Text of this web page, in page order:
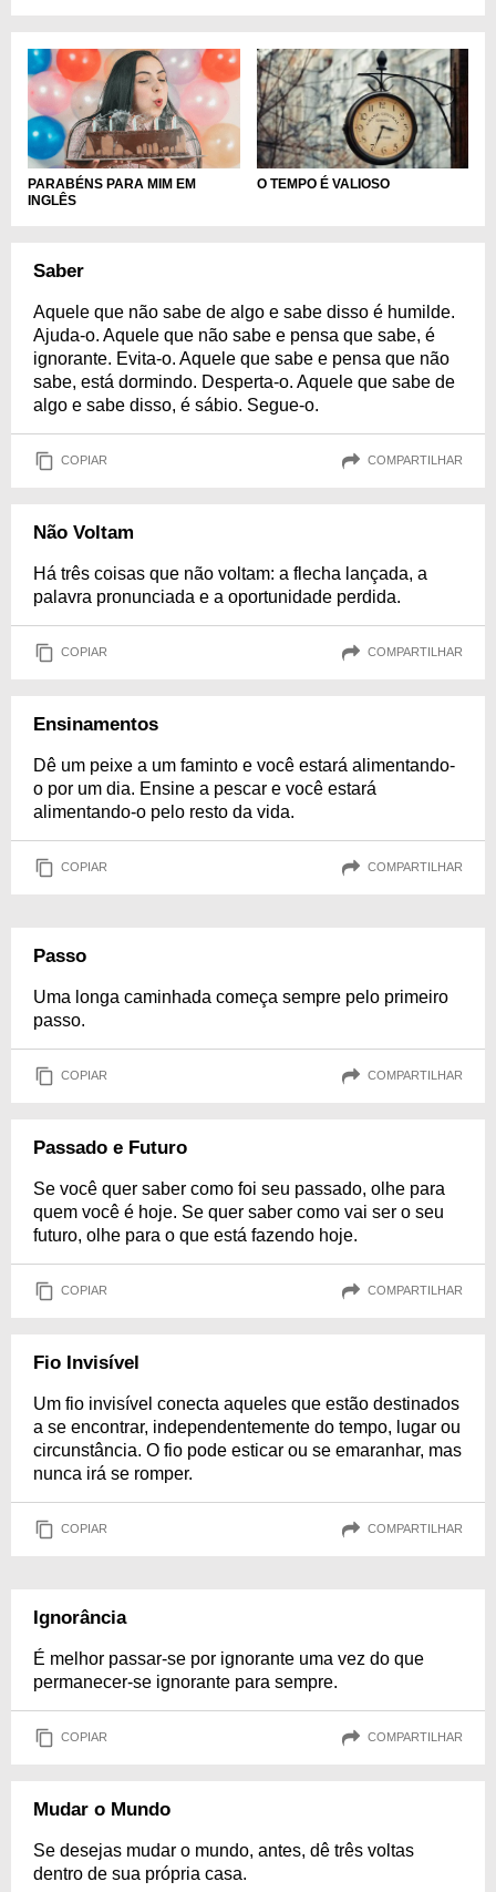
PARABÉNS PARA MIM EM
INGLÊS
O TEMPO É VALIOSO
Saber
Aquele que não sabe de algo e sabe disso é humilde.
Ajuda-o. Aquele que não sabe e pensa que sabe, é
ignorante. Evita-o. Aquele que sabe e pensa que não
sabe, está dormindo. Desperta-o. Aquele que sabe de
algo e sabe disso, é sábio. Segue-o.
COPIAR COMPARTILHAR
Não Voltam
Há três coisas que não voltam: a flecha lançada, a
palavra pronunciada e a oportunidade perdida.
COPIAR COMPARTILHAR
Ensinamentos
Dê um peixe a um faminto e você estará alimentando-
o por um dia. Ensine a pescar e você estará
alimentando-o pelo resto da vida.
COPIAR COMPARTILHAR
Passo
Uma longa caminhada começa sempre pelo primeiro
passo.
COPIAR COMPARTILHAR
Passado e Futuro
Se você quer saber como foi seu passado, olhe para
quem você é hoje. Se quer saber como vai ser o seu
futuro, olhe para o que está fazendo hoje.
COPIAR COMPARTILHAR
Fio Invisível
Um fio invisível conecta aqueles que estão destinados
a se encontrar, independentemente do tempo, lugar ou
circunstância. O fio pode esticar ou se emaranhar, mas
nunca irá se romper.
COPIAR COMPARTILHAR
Ignorância
É melhor passar-se por ignorante uma vez do que
permanecer-se ignorante para sempre.
COPIAR COMPARTILHAR
Mudar o Mundo
Se desejas mudar o mundo, antes, dê três voltas
dentro de sua própria casa.